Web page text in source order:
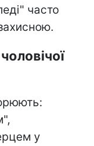
часто
у